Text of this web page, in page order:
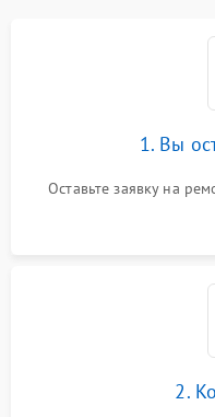
1. Вы
Оставьте заявку на
2.